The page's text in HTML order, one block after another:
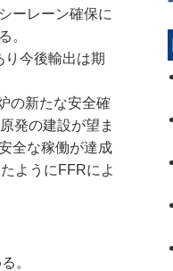
o
ーレーン確保に
。
今後輸出は期
の新たな安全確
発の建設が望ま
全な稼働が達成
ようにFFRによ
。